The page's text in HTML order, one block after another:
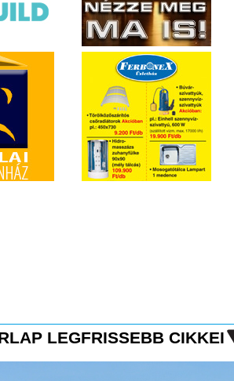
LEGFRISSEBB CIKKEI